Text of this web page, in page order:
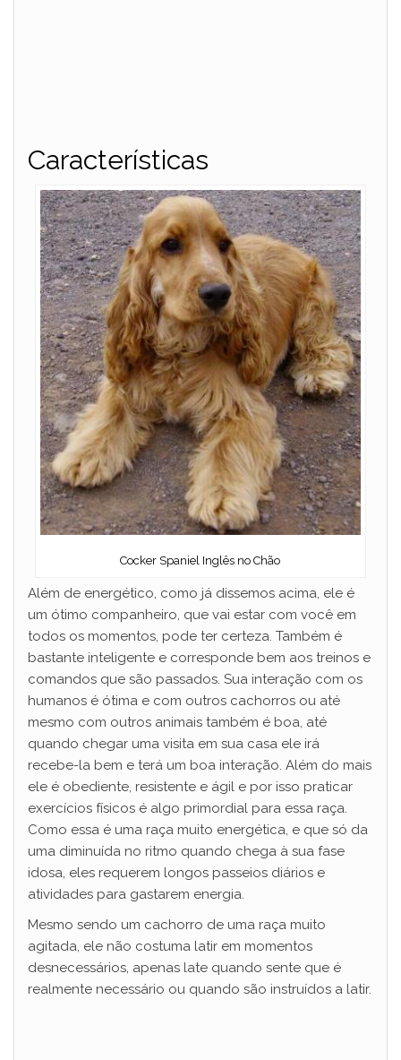
Características
Cocker Spaniel Inglês no Chão
Além de energético, como já dissemos acima, ele é
um ótimo companheiro, que vai estar com você em
todos os momentos, pode ter certeza. Também é
bastante inteligente e corresponde bem aos treinos e
comandos que são passados. Sua interação com os
humanos é ótima e com outros cachorros ou até
mesmo com outros animais também é boa, até
quando chegar uma visita em sua casa ele irá
recebe-la bem e terá um boa interação. Além do mais
ele é obediente, resistente e ágil e por isso praticar
exercícios físicos é algo primordial para essa raça.
Como essa é uma raça muito energética, e que só da
uma diminuída no ritmo quando chega à sua fase
idosa, eles requerem longos passeios diários e
atividades para gastarem energia.
Mesmo sendo um cachorro de uma raça muito
agitada, ele não costuma latir em momentos
desnecessários, apenas late quando sente que é
realmente necessário ou quando são instruídos a latir.